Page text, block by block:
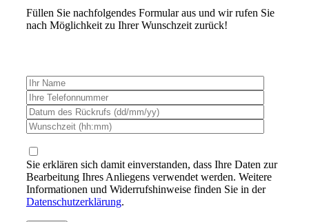
Füllen Sie nachfolgendes Formular aus und wir rufen Sie
nach Möglichkeit zu Ihrer Wunschzeit zurück!
Sie erklären sich damit einverstanden, dass Ihre Daten zur
Bearbeitung Ihres Anliegens verwendet werden. Weitere
Informationen und Widerrufshinweise finden Sie in der
Datenschutzerklärung.